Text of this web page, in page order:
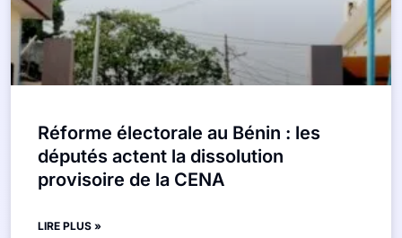
Réforme électorale au Bénin : les
députés actent la dissolution
provisoire de la CENA
LIRE PLUS »